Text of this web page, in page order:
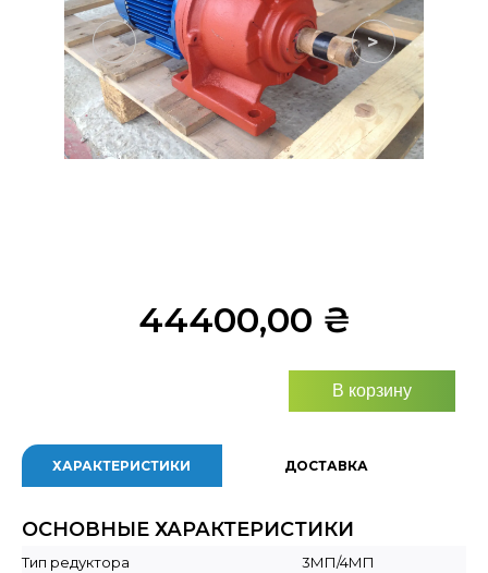
< >
44400,00 ₴
В корзину
ХАРАКТЕРИСТИКИ ДОСТАВКА
ОСНОВНЫЕ ХАРАКТЕРИСТИКИ
Тип редуктора
3МП/4МП